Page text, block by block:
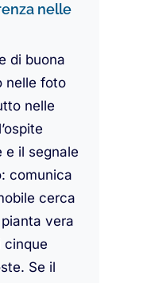
nelle
di buona
nelle foto
nelle
e il segnale
comunica
cerca
vera
cinque
Se il